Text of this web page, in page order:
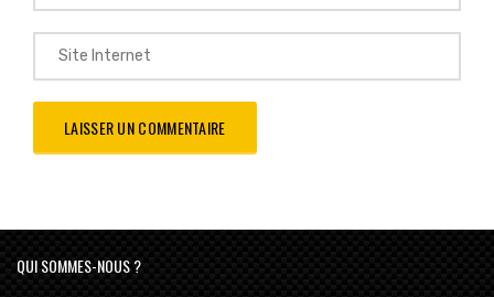
QUI SOMMES-NOUS ?